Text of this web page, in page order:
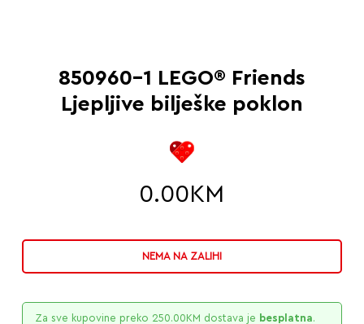
850960-1 LEGO® Friends
Ljepljive bilješke poklon
0.00 KM
NEMA NA ZALIHI
Za sve kupovine preko 250.00 KM dostava je besplatna.